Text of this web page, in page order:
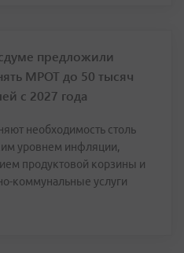
предложили
МРОТ до 50 тысяч
с 2027 года
необходимость столь
уровнем инфляции,
продуктовой корзины и
коммунальные услуги